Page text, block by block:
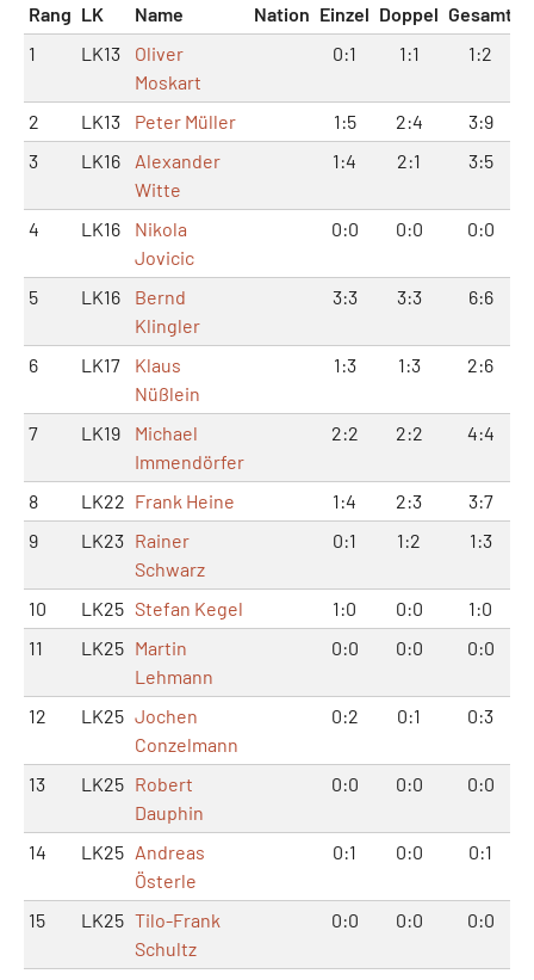
Rang LK Name Nation Einzel Doppel Gesamt
1
LK13
Oliver
Moskart
0:1 1:1 1:2
2 LK13 Peter Müller 1:5 2:4
3:9
3
LK16
Alexander
Witte
1:4 2:1 3:5
4 LK16
Nikola
Jovicic
0:0 0:0 0:0
5 LK16
Bernd
Klingler
3:3 3:3 6:6
6 LK17
Klaus
Nüßlein
1:3 1:3 2:6
7 LK19
Michael
Immendörfer
2:2 2:2 4:4
8 LK22 Frank Heine 1:4 2:3
3:7
9
LK23 Rainer
Schwarz
0:1 1:2 1:3
10 LK25 Stefan Kegel 1:0 0:0
1:0
11
LK25 Martin
Lehmann
0:0 0:0 0:0
12 LK25 Jochen
Conzelmann
0:2 0:1 0:3
13 LK25 Robert
Dauphin
0:0 0:0 0:0
14 LK25 Andreas
Österle
0:1 0:0 0:1
15 LK25 Tilo-Frank
Schultz
0:0 0:0 0:0